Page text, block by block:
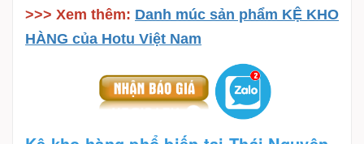
>>> Xem thêm: Danh múc sản phẩm KỆ KHO
HÀNG của Hotu Việt Nam